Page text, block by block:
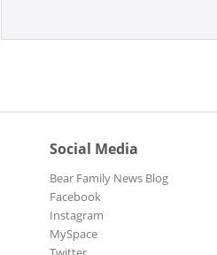
Social Media
Bear Family News Blog
Facebook
Instagram
MySpace